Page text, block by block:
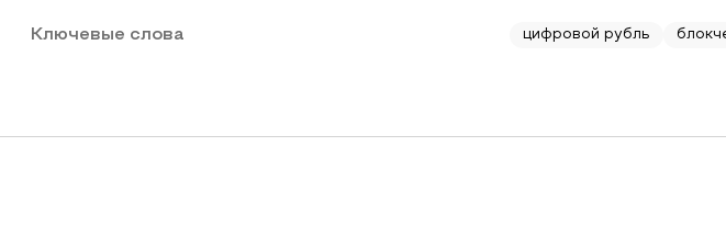
Ключевые слова цифровой рубль